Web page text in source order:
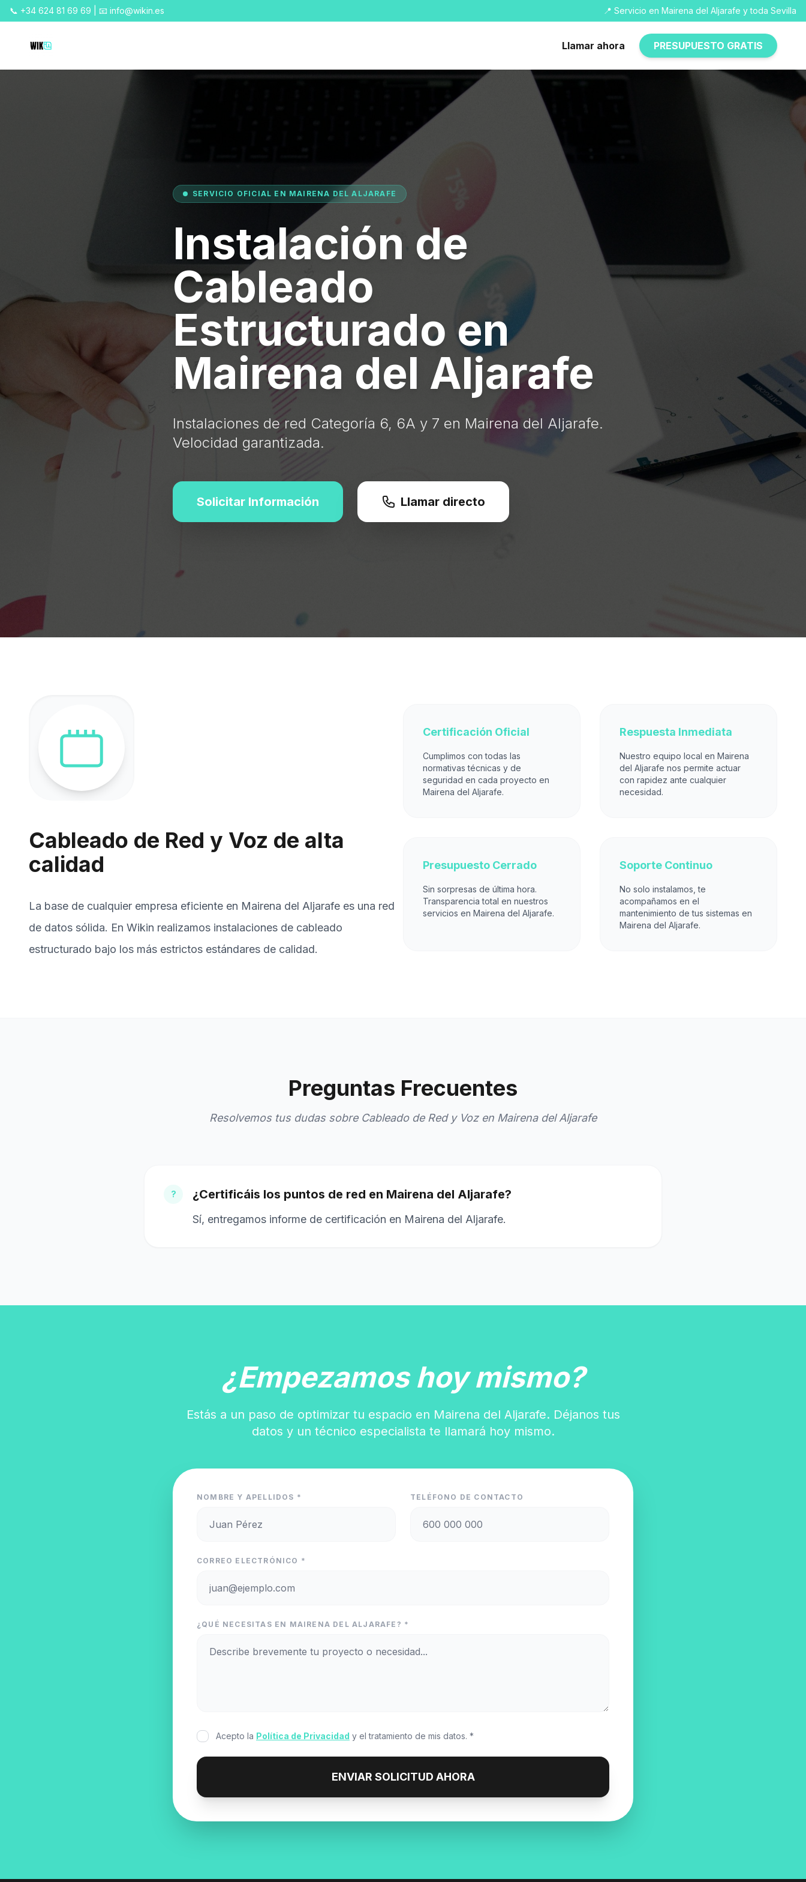
📞 +34 624 81 69 69 | 📧 info@wikin.es 📍 Servicio en Mairena del Aljarafe y toda Sevilla
Llamar ahora PRESUPUESTO GRATIS
SERVICIO OFICIAL EN MAIRENA DEL ALJARAFE
Instalación de
Cableado
Estructurado en
Mairena del Aljarafe
Instalaciones de red Categoría 6, 6A y 7 en Mairena del Aljarafe.
Velocidad garantizada.
Solicitar Información Llamar directo
Cableado de Red y Voz de alta
calidad
La base de cualquier empresa eficiente en Mairena del Aljarafe es una red
de datos sólida. En Wikin realizamos instalaciones de cableado
estructurado bajo los más estrictos estándares de calidad.
Certificación Oficial
Cumplimos con todas las
normativas técnicas y de
seguridad en cada proyecto en
Mairena del Aljarafe.
Respuesta Inmediata
Nuestro equipo local en Mairena
del Aljarafe nos permite actuar
con rapidez ante cualquier
necesidad.
Presupuesto Cerrado
Sin sorpresas de última hora.
Transparencia total en nuestros
servicios en Mairena del Aljarafe.
Soporte Continuo
No solo instalamos, te
acompañamos en el
mantenimiento de tus sistemas en
Mairena del Aljarafe.
Preguntas Frecuentes
Resolvemos tus dudas sobre Cableado de Red y Voz en Mairena del Aljarafe
? ¿Certificáis los puntos de red en Mairena del Aljarafe?
Sí, entregamos informe de certificación en Mairena del Aljarafe.
¿Empezamos hoy mismo?
Estás a un paso de optimizar tu espacio en Mairena del Aljarafe. Déjanos tus
datos y un técnico especialista te llamará hoy mismo.
NOMBRE Y APELLIDOS * TELÉFONO DE CONTACTO
CORREO ELECTRÓNICO *
¿QUÉ NECESITAS EN MAIRENA DEL ALJARAFE? *
Acepto la Política de Privacidad y el tratamiento de mis datos. *
ENVIAR SOLICITUD AHORA